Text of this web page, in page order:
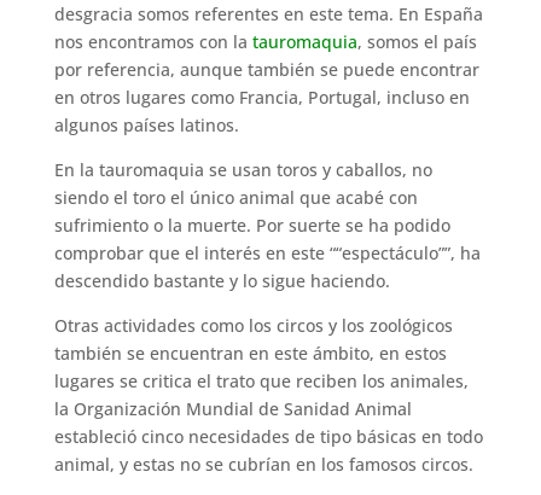
desgracia somos referentes en este tema. En España
nos encontramos con la tauromaquia, somos el país
por referencia, aunque también se puede encontrar
en otros lugares como Francia, Portugal, incluso en
algunos países latinos.
En la tauromaquia se usan toros y caballos, no
siendo el toro el único animal que acabé con
sufrimiento o la muerte. Por suerte se ha podido
comprobar que el interés en este ““espectáculo””, ha
descendido bastante y lo sigue haciendo.
Otras actividades como los circos y los zoológicos
también se encuentran en este ámbito, en estos
lugares se critica el trato que reciben los animales,
la Organización Mundial de Sanidad Animal
estableció cinco necesidades de tipo básicas en todo
animal, y estas no se cubrían en los famosos circos.